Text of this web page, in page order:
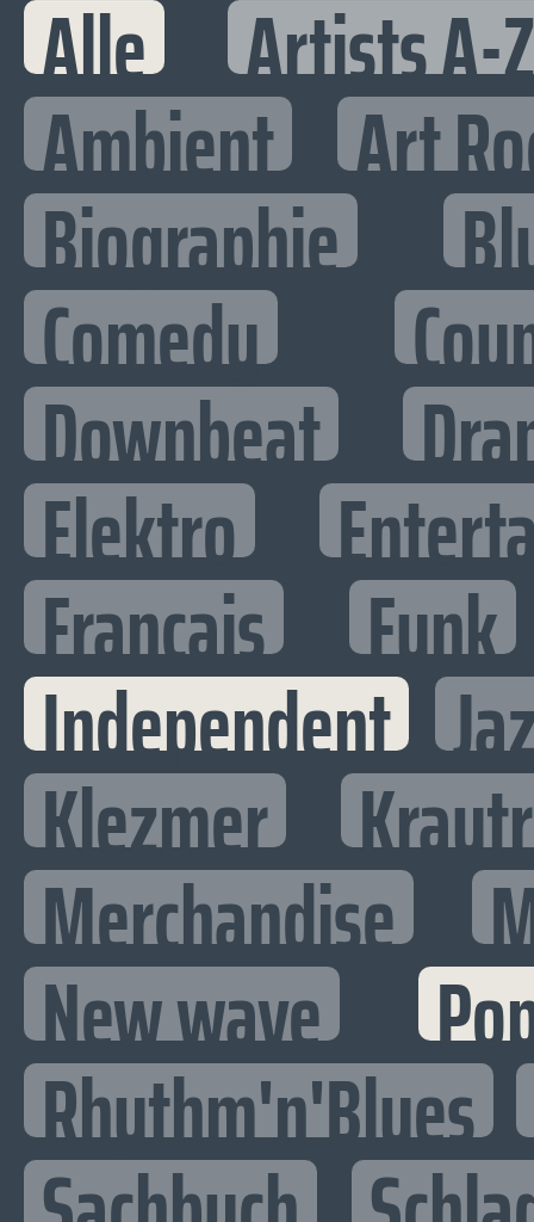
Alle Artists A-Z
Ambient Art
Biographie
Comedy
Downbeat
Elektro
Francais Funk
Independent
Klezmer
Merchandise
New wave
Rhythm'n'Blues